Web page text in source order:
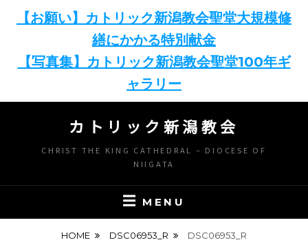
【お願い】カトリック新潟教会聖堂大規模修
繕にかかる特別献金
【写真集】カトリック新潟教会聖堂100年ギ
ャラリー
content
カトリック新潟教会
CHRIST THE KING CATHEDRAL – DIOCESE OF
NIIGATA
MENU
HOME DSC06953_R DSC06953_R